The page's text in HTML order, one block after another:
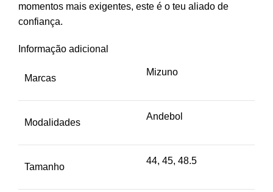
momentos mais exigentes, este é o teu aliado de
confiança.
Informação adicional
Marcas
Mizuno
Modalidades
Andebol
Tamanho
44, 45, 48.5